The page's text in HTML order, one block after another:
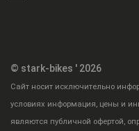
© stark-bikes ' 2026
Cайт носит исключительно
условиях информация, цены и
являются публичной офертой,